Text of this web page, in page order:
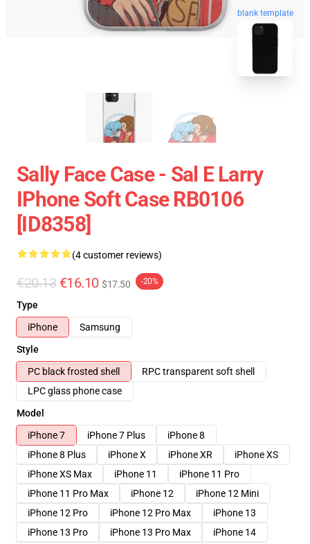
blank template
Sally Face Case - Sal E Larry
IPhone Soft Case RB0106
[ID8358]
(4 customer reviews)
€20.13 €16.10 $17.50 -20%
Type
iPhone
Samsung
Style
PC black frosted shell
RPC transparent soft shell
LPC glass phone case
Model
iPhone 7
iPhone 7 Plus
iPhone 8
iPhone 8 Plus
iPhone X iPhone XR
iPhone XS
iPhone XS Max
iPhone 11
iPhone 11 Pro
iPhone 11 Pro Max
iPhone 12
iPhone 12 Mini
iPhone 12 Pro
iPhone 12 Pro Max
iPhone 13
iPhone 13 Pro
iPhone 13 Pro Max
iPhone 14